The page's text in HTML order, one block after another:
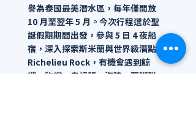
譽為泰國最美潛水區，每年僅開放
10 月至翌年 5 月。今次行程選於聖
誕假期期間出發，參與 5 日 4 夜船
宿，深入探索斯米蘭與世界級潛點
Richelieu Rock，有機會遇到鯨
鯊、豹鯊、鬼蝠魟、海狼、石斑群